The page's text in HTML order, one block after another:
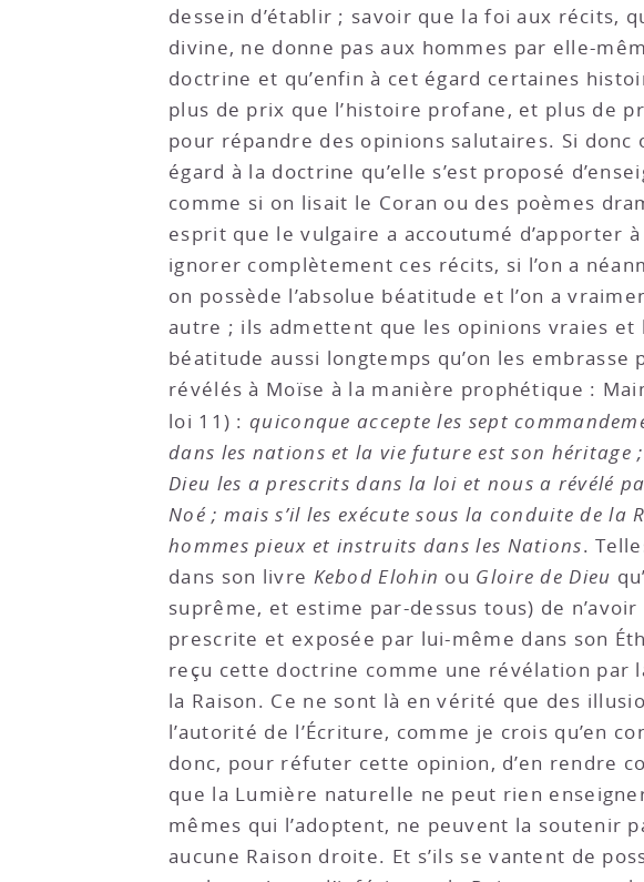
dessein d’établir ; savoir que la foi aux récits,
divine, ne donne pas aux hommes par elle-
doctrine et qu’enfin à cet égard certaines
plus de prix que l’histoire profane, et plus de
pour répandre des opinions salutaires. Si
égard à la doctrine qu’elle s’est proposé
comme si on lisait le Coran ou des poèmes
esprit que le vulgaire a accoutumé d’apporter
ignorer complètement ces récits, si l’on a
on possède l’absolue béatitude et l’on a
autre ; ils admettent que les opinions vraies et
béatitude aussi longtemps qu’on les
révélés à Moïse à la manière prophétique :
loi 11) : quiconque accepte les sept
dans les nations et la vie future est son héritage
Dieu les a prescrits dans la loi et nous a révélé
Noé ; mais s’il les exécute sous la conduite de
hommes pieux et instruits dans les Nations.
dans son livre Kebod Elohin ou Gloire de Dieu
suprême, et estime par-dessus tous) de
prescrite et exposée par lui-même dans son
reçu cette doctrine comme une révélation par
la Raison. Ce ne sont là en vérité que des
l’autorité de l’Écriture, comme je crois qu’en
donc, pour réfuter cette opinion, d’en rendre
que la Lumière naturelle ne peut rien
mêmes qui l’adoptent, ne peuvent la soutenir
aucune Raison droite. Et s’ils se vantent de